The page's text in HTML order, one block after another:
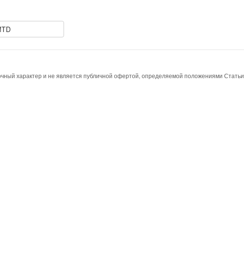
характер и не является публичной офертой, определяемой положениями Статьи